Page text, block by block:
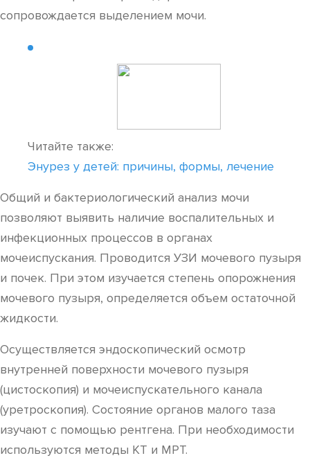
сопровождается выделением мочи.
Читайте также:
Энурез у детей: причины, формы, лечение
Общий и бактериологический анализ мочи
позволяют выявить наличие воспалительных и
инфекционных процессов в органах
мочеиспускания. Проводится УЗИ мочевого пузыря
и почек. При этом изучается степень опорожнения
мочевого пузыря, определяется объем остаточной
жидкости.
Осуществляется эндоскопический осмотр
внутренней поверхности мочевого пузыря
(цистоскопия) и мочеиспускательного канала
(уретроскопия). Состояние органов малого таза
изучают с помощью рентгена. При необходимости
используются методы КТ и МРТ.